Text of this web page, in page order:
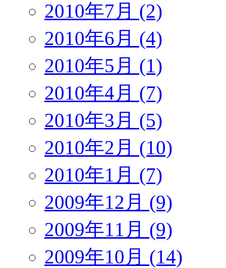
2010年7月 (2)
2010年6月 (4)
2010年5月 (1)
2010年4月 (7)
2010年3月 (5)
2010年2月 (10)
2010年1月 (7)
2009年12月 (9)
2009年11月 (9)
2009年10月 (14)